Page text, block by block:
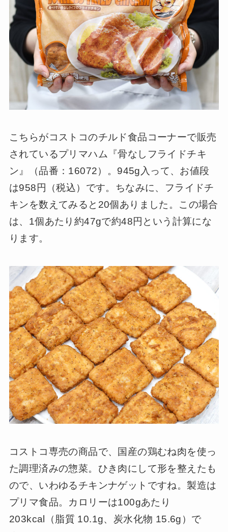
こちらがコストコのチルド食品コーナーで販売
されているプリマハム『骨なしフライドチキ
ン』（品番：16072）。945g入って、お値段
は958円（税込）です。ちなみに、フライドチ
キンを数えてみると20個ありました。この場合
は、1個あたり約47gで約48円という計算にな
ります。
コストコ専売の商品で、国産の鶏むね肉を使っ
た調理済みの惣菜。ひき肉にして形を整えたも
ので、いわゆるチキンナゲットですね。製造は
プリマ食品。カロリーは100gあたり
203kcal（脂質 10.1g、炭水化物 15.6g）で